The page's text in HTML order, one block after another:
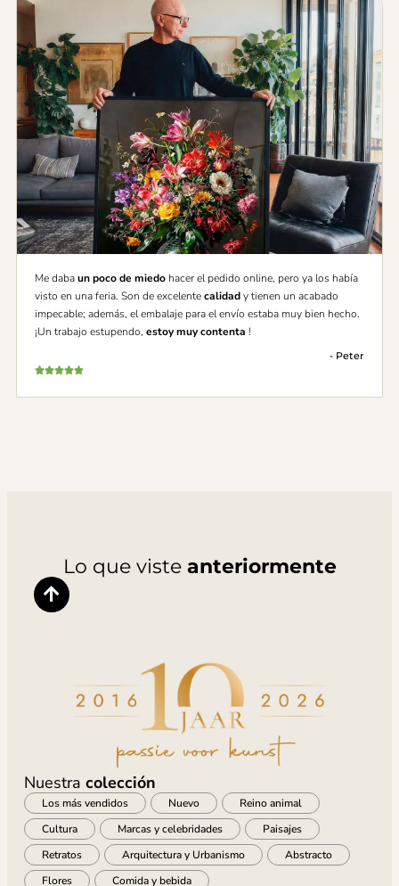
Me dabaun poco de miedo hacer el pedido online, pero ya los había
visto en una feria. Son de excelentecalidady tienen un acabado
impecable; además, el embalaje para el envío estaba muy bien hecho.
¡Un trabajo estupendo, estoy muy contenta !
- Peter
Lo que viste anteriormente
Nuestra colección
Los más vendidos Nuevo
Reino animal
Cultura
Marcas y celebridades
Paisajes
Retratos
Arquitectura y Urbanismo
Abstracto
Flores
Comida y bebida